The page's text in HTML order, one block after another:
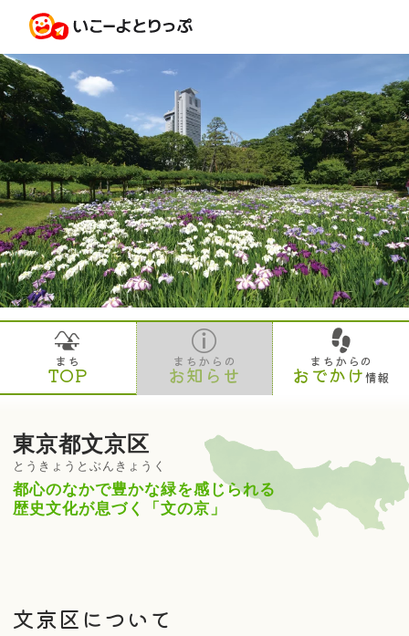
まち
TOP
まちからの
お知らせ
まちからの
おでかけ情報
東京都文京区
とうきょうとぶんきょうく
都心のなかで豊かな緑を感じられる
歴史文化が息づく「文の京」
文京区について